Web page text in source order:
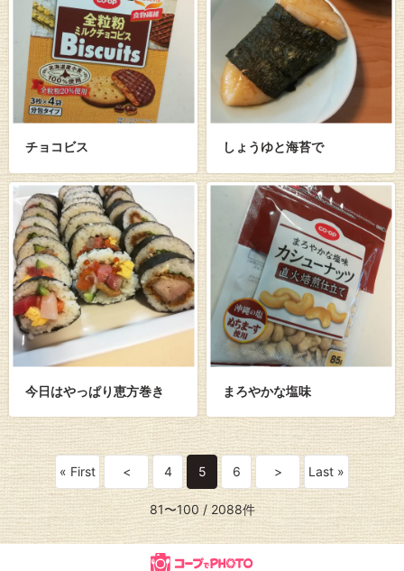
チョコビス しょうゆと海苔で
今日はやっぱり恵方巻き まろやかな塩味
« First < 4 5 6 > Last »
81〜100 / 2088件